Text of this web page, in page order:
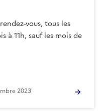
vous, tous les
à 11h, sauf les mois de
2023